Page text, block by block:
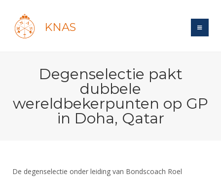
KNAS
Recent posts
Maandelijks archief
Reglementen
Veteranen
Degenselectie pakt
dubbele
wereldbekerpunten op GP
in Doha, Qatar
De degenselectie onder leiding van Bondscoach Roel